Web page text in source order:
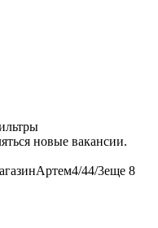
новые вакансии.
Артем4/44/3еще 8